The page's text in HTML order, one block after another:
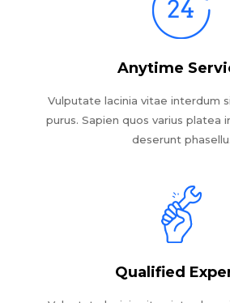
Anytime
Vulputate lacinia vitae interdum
purus. Sapien quos varius platea
deserunt phasellu.
Qualified